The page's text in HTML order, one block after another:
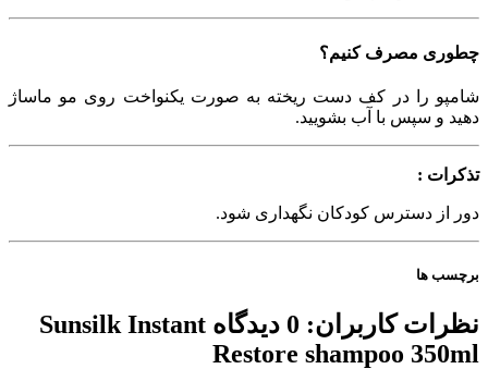
چطوری مصرف کنیم؟
شامپو را در کف دست ریخته به صورت یکنواخت روی مو ماساژ
دهید و سپس با آب بشویید.
تذکرات :
دور از دسترس کودکان نگهداری شود.
برچسب ها
نظرات کاربران: 0 دیدگاه
Sunsilk Instant
Restore shampoo 350ml